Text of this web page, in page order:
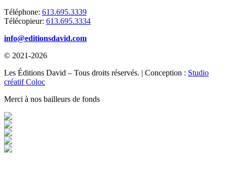
Téléphone: 613.695.3339
Télécopieur: 613.695.3334
info@editionsdavid.com
© 2021-2026
Les Éditions David – Tous droits réservés. | Conception : Studio
créatif Coloc
Merci à nos bailleurs de fonds